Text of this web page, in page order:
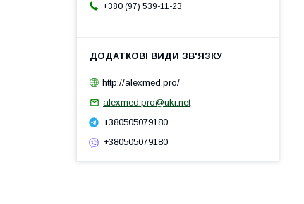
+380 (97) 539-11-23
http://alexmed.pro/
alexmed.pro@ukr.net
+380505079180
+380505079180